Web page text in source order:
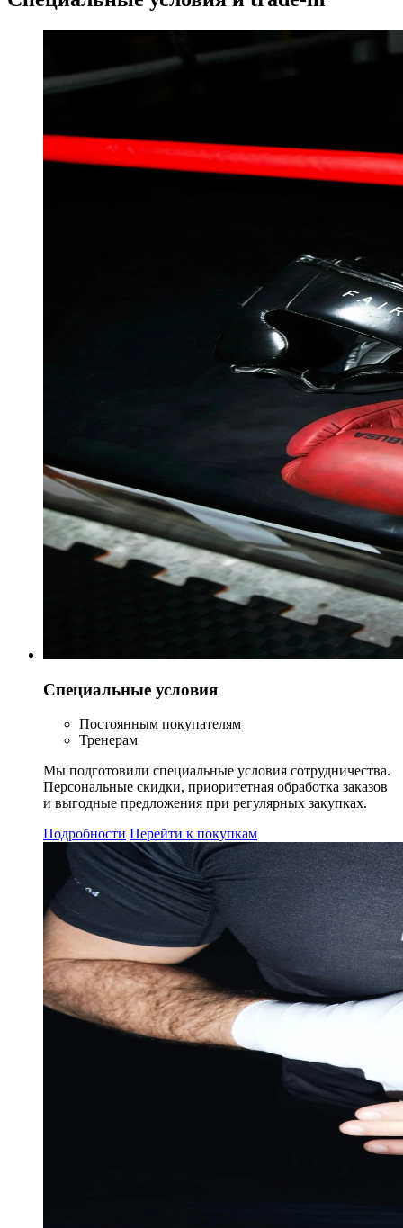
Специальные условия
Постоянным покупателям
Тренерам
Мы подготовили специальные условия сотрудничества.
Персональные скидки, приоритетная обработка заказов
и выгодные предложения при регулярных закупках.
Подробности Перейти к покупкам